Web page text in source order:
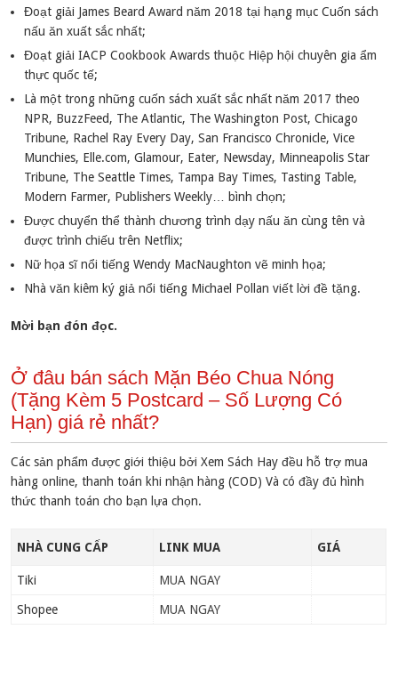
Đoạt giải James Beard Award năm 2018 tại hạng mục Cuốn sách
nấu ăn xuất sắc nhất;
Đoạt giải IACP Cookbook Awards thuộc Hiệp hội chuyên gia ẩm
thực quốc tế;
Là một trong những cuốn sách xuất sắc nhất năm 2017 theo
NPR, BuzzFeed, The Atlantic, The Washington Post, Chicago
Tribune, Rachel Ray Every Day, San Francisco Chronicle, Vice
Munchies, Elle.com, Glamour, Eater, Newsday, Minneapolis Star
Tribune, The Seattle Times, Tampa Bay Times, Tasting Table,
Modern Farmer, Publishers Weekly… bình chọn;
Được chuyển thể thành chương trình dạy nấu ăn cùng tên và
được trình chiếu trên Netflix;
Nữ họa sĩ nổi tiếng Wendy MacNaughton vẽ minh họa;
Nhà văn kiêm ký giả nổi tiếng Michael Pollan viết lời đề tặng.
Mời bạn đón đọc.
Ở đâu bán sách Mặn Béo Chua Nóng
(Tặng Kèm 5 Postcard – Số Lượng Có
Hạn) giá rẻ nhất?
Các sản phẩm được giới thiệu bởi Xem Sách Hay đều hỗ trợ mua
hàng online, thanh toán khi nhận hàng (COD) Và có đầy đủ hình
thức thanh toán cho bạn lựa chọn.
NHÀ CUNG CẤP LINK MUA GIÁ
Tiki MUA NGAY
Shopee MUA NGAY